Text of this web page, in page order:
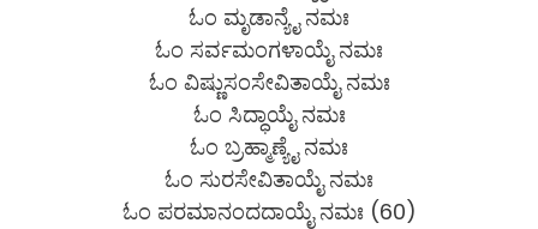
ಓಂ ಮೃಡಾನ್ಯೈ ನಮಃ
ಓಂ ಸರ್ವಮಂಗಳಾಯೈ ನಮಃ
ಓಂ ವಿಷ್ಣುಸಂಸೇವಿತಾಯೈ ನಮಃ
ಓಂ ಸಿದ್ಧಾಯೈ ನಮಃ
ಓಂ ಬ್ರಹ್ಮಾಣ್ಯೈ ನಮಃ
ಓಂ ಸುರಸೇವಿತಾಯೈ ನಮಃ
ಓಂ ಪರಮಾನಂದದಾಯೈ ನಮಃ (60)